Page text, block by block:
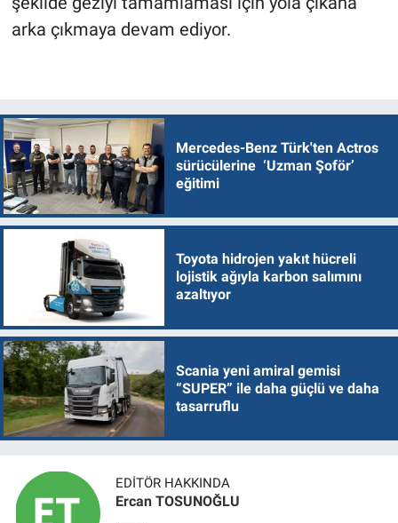
arka çıkmaya devam ediyor.
Mercedes-Benz Türk'ten Actros
sürücülerine ‘Uzman Şoför’
eğitimi
Toyota hidrojen yakıt hücreli
lojistik ağıyla karbon salımını
azaltıyor
Scania yeni amiral gemisi
“SUPER” ile daha güçlü ve daha
tasarruflu
EDITÖR HAKKINDA
Ercan TOSUNOĞLU